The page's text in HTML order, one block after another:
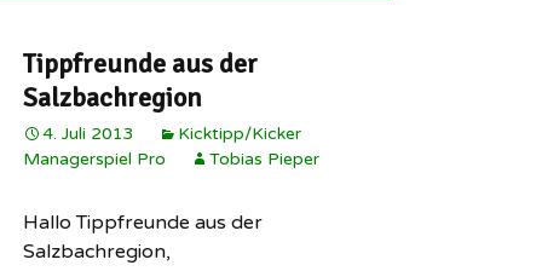
Tippfreunde aus der
Salzbachregion
4. Juli 2013
Kicktipp/Kicker
Managerspiel Pro
Tobias Pieper
Hallo Tippfreunde aus der
Salzbachregion,